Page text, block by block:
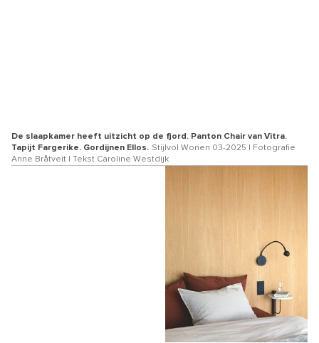
De slaapkamer heeft uitzicht op de fjord. Panton Chair van Vitra.
Tapijt Fargerike. Gordijnen Ellos. Stijlvol Wonen 03-2025 | Fotografie
Anne Bråtveit | Tekst Caroline Westdijk